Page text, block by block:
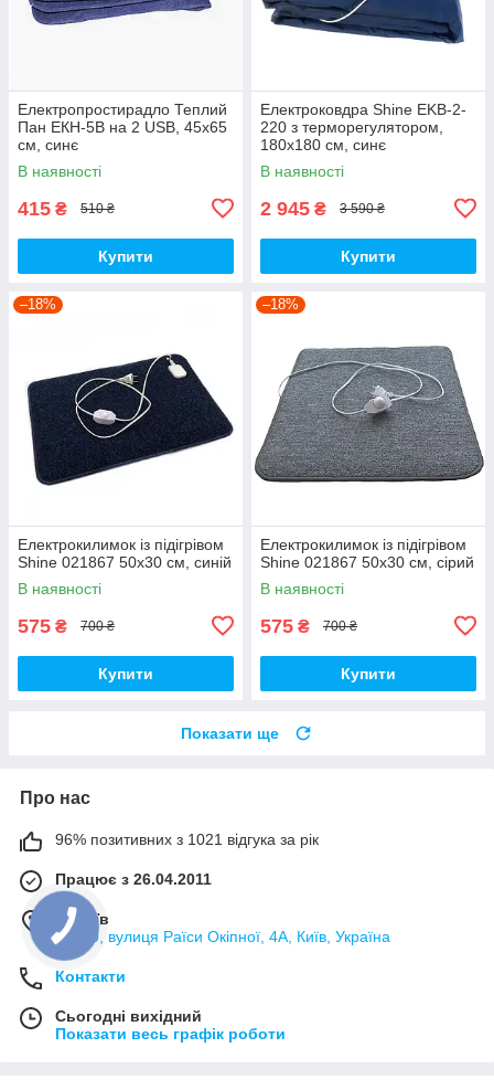
Електропростирадло Теплий
Пан ЕКН-5В на 2 USB, 45х65
см, синє
В наявності
415 ₴ 510 ₴
Купити
Електроковдра Shine EKB-2-
220 з терморегулятором,
180x180 см, синє
В наявності
2 945 ₴ 3 590 ₴
Купити
–18%
Електрокилимок із підігрівом
Shine 021867 50х30 см, синій
В наявності
575 ₴ 700 ₴
Купити
–18%
Електрокилимок із підігрівом
Shine 021867 50х30 см, сірий
В наявності
575 ₴ 700 ₴
Купити
Показати ще
Про нас
96% позитивних з 1021 відгука за рік
Працює з 26.04.2011
м. Київ
02000, вулиця Раїси Окіпної, 4А, Київ, Україна
Контакти
Сьогодні вихідний
Показати весь графік роботи